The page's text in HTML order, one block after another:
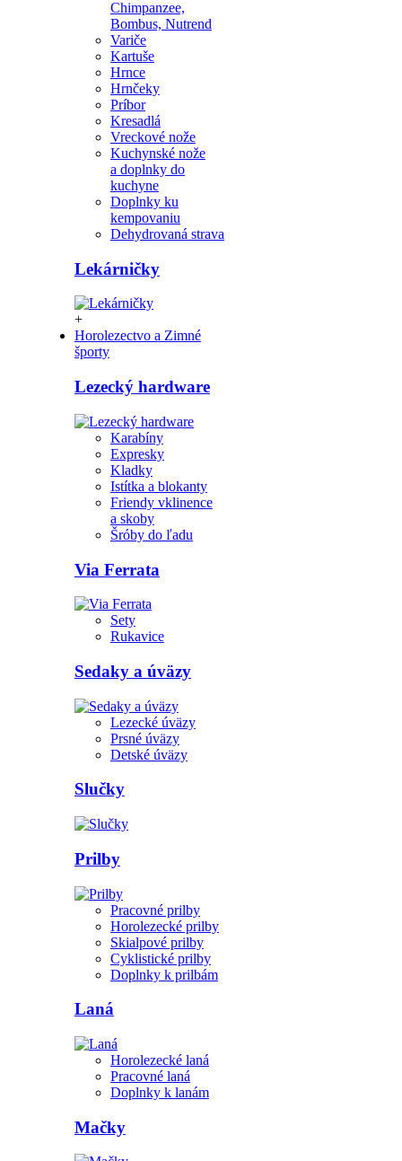
Chimpanzee,
Bombus, Nutrend
Variče
Kartuše
Hrnce
Hrnčeky
Príbor
Kresadlá
Vreckové nože
Kuchynské nože
a doplnky do
kuchyne
Doplnky ku
kempovaniu
Dehydrovaná strava
Lekárničky
+
Horolezectvo a Zimné
športy
Lezecký hardware
Karabíny
Expresky
Kladky
Istítka a blokanty
Friendy vklinence
a skoby
Šróby do ľadu
Via Ferrata
Sety
Rukavice
Sedaky a úväzy
Lezecké úväzy
Prsné úväzy
Detské úväzy
Slučky
Prilby
Pracovné prilby
Horolezecké prilby
Skialpové prilby
Cyklistické prilby
Doplnky k prilbám
Laná
Horolezecké laná
Pracovné laná
Doplnky k lanám
Mačky